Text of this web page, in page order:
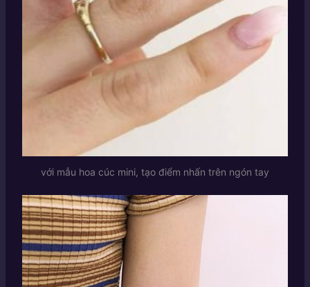
với mẫu hoa cúc mini, tạo điểm nhấn trên ngón tay